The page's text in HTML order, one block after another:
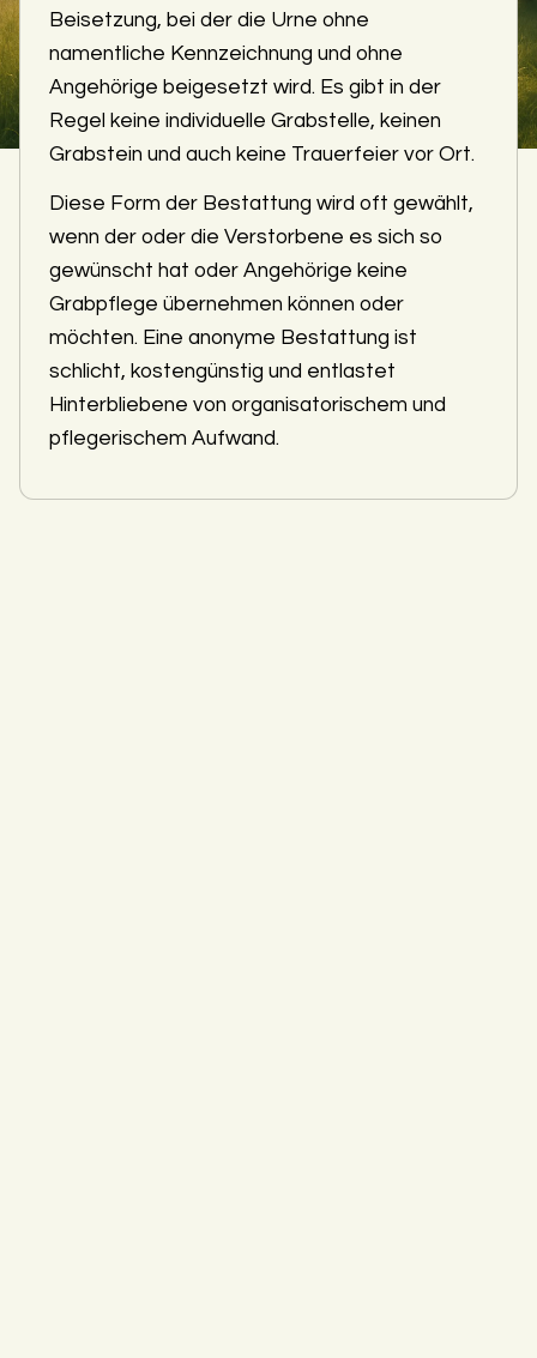
Beisetzung, bei der die Urne ohne
namentliche Kennzeichnung und ohne
Angehörige beigesetzt wird. Es gibt in der
Regel keine individuelle Grabstelle, keinen
Grabstein und auch keine Trauerfeier vor Ort.
Diese Form der Bestattung wird oft gewählt,
wenn der oder die Verstorbene es sich so
gewünscht hat oder Angehörige keine
Grabpflege übernehmen können oder
möchten. Eine anonyme Bestattung ist
schlicht, kostengünstig und entlastet
Hinterbliebene von organisatorischem und
pflegerischem Aufwand.